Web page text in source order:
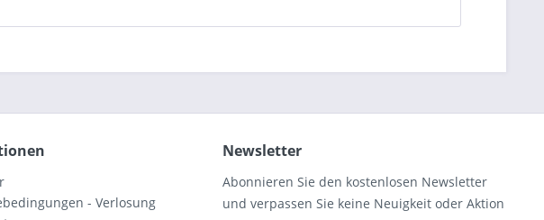
- Verlosung
Newsletter
Abonnieren Sie den kostenlosen Newsletter
und verpassen Sie keine Neuigkeit oder Aktion